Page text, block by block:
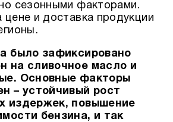
сезонными факторами.
и доставка продукции
было зафиксировано
на сливочное масло и
Основные факторы
– устойчивый рост
издержек, повышение
бензина, и так